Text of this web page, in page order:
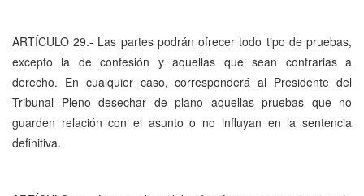
ARTÍCULO 29.- Las partes podrán ofrecer todo tipo de pruebas,
excepto la de confesión y aquellas que sean contrarias a
derecho. En cualquier caso, corresponderá al Presidente del
Tribunal Pleno desechar de plano aquellas pruebas que no
guarden relación con el asunto o no influyan en la sentencia
definitiva.